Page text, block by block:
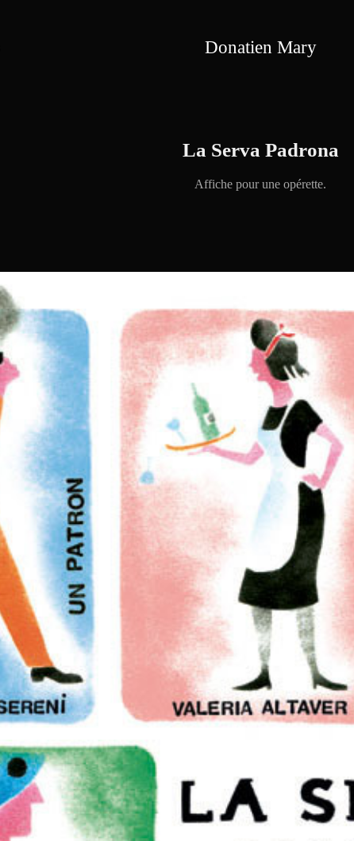
Donatien Mary
La Serva Padrona
Affiche pour une opérette.